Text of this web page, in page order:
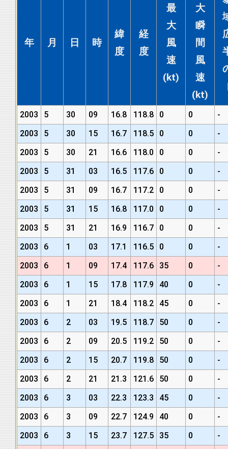
年 月 日 時
緯
度
経
度
最
大
風
速
(kt)
大
瞬
間
風
速
(kt)
2003 5 30 09 16.8 118.8 0 0
-
2003
5 30 15 16.7 118.5 0 0
-
2003
5 30 21 16.6 118.0 0 0
-
2003
5 31 03 16.5 117.6 0 0
-
2003
5 31 09 16.7 117.2 0 0
-
2003
5 31 15 16.8 117.0 0 0
-
2003
5 31 21 16.9 116.7 0 0
-
2003
6 1 03 17.1 116.5 0 0
-
2003
6 1 09 17.4 117.6 35 0
-
2003
6 1 15 17.8 117.9 40 0
-
2003
6 1 21 18.4 118.2 45 0
-
2003
6 2 03 19.5 118.7 50 0
-
2003
6 2 09 20.5 119.2 50 0
-
2003
6 2 15 20.7 119.8 50 0
-
2003
6 2 21 21.3 121.6 50 0
-
2003
6 3 03 22.3 123.3 45 0
-
2003
6 3 09 22.7 124.9 40 0
-
2003
6 3 15 23.7 127.5 35 0
-